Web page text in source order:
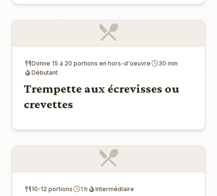
Donne 15 à 20 portions en hors-d'oeuvre
30 min
Débutant
Trempette aux écrevisses ou
crevettes
10-12 portions 1 h Intermédiaire